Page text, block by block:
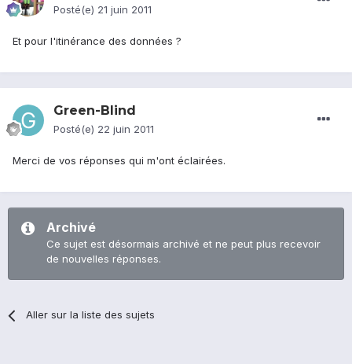
Posté(e) 21 juin 2011
Et pour l'itinérance des données ?
Green-Blind
Posté(e) 22 juin 2011
Merci de vos réponses qui m'ont éclairées.
Archivé
Ce sujet est désormais archivé et ne peut plus recevoir
de nouvelles réponses.
Aller sur la liste des sujets